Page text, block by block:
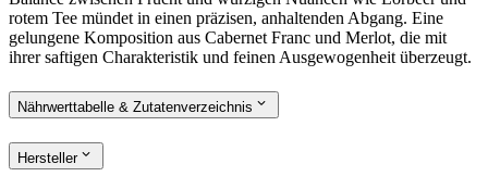
rotem Tee mündet in einen präzisen, anhaltenden Abgang. Eine
gelungene Komposition aus Cabernet Franc und Merlot, die mit
ihrer saftigen Charakteristik und feinen Ausgewogenheit überzeugt.
Nährwerttabelle & Zutatenverzeichnis
Hersteller